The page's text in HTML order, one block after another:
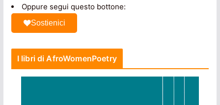
Oppure segui questo bottone:
Sostienici
I libri di AfroWomenPoetry